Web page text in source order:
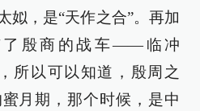
姒，是“天作之合”。再加
了殷商的战车——临冲
所以可以知道，殷周之
月期，那个时候，是中